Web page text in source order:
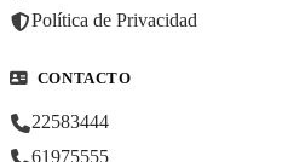
Política de Privacidad
CONTACTO
22583444
61975555